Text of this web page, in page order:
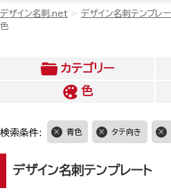
デザイン名刺.net デザイン名刺テンプレー
色
カテゴリー
色
検索条件: 青色 タテ向き
デザイン名刺テンプレート